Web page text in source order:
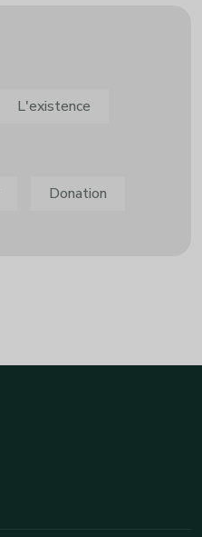
L'existence
Donation